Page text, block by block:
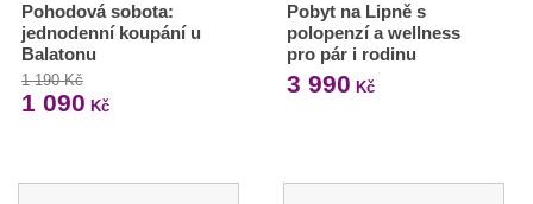
Pohodová sobota:
jednodenní koupání u
Balatonu
1 190 Kč
1 090 Kč
Pobyt na Lipně s
polopenzí a wellness
pro pár i rodinu
3 990 Kč